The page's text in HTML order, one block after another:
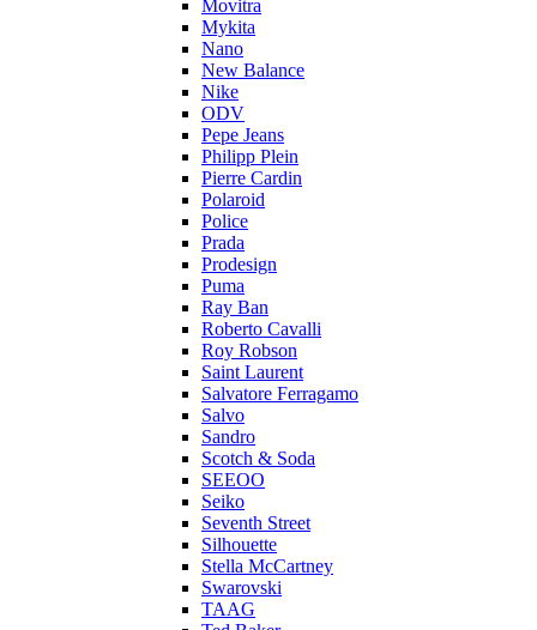
Movitra
Mykita
Nano
New Balance
Nike
ODV
Pepe Jeans
Philipp Plein
Pierre Cardin
Polaroid
Police
Prada
Prodesign
Puma
Ray Ban
Roberto Cavalli
Roy Robson
Saint Laurent
Salvatore Ferragamo
Salvo
Sandro
Scotch & Soda
SEEOO
Seiko
Seventh Street
Silhouette
Stella McCartney
Swarovski
TAAG